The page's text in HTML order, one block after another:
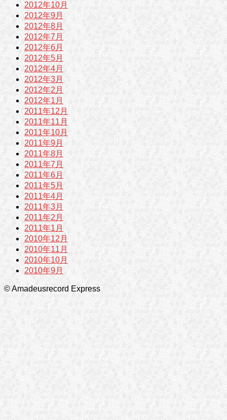
2012年10月
2012年9月
2012年8月
2012年7月
2012年6月
2012年5月
2012年4月
2012年3月
2012年2月
2012年1月
2011年12月
2011年11月
2011年10月
2011年9月
2011年8月
2011年7月
2011年6月
2011年5月
2011年4月
2011年3月
2011年2月
2011年1月
2010年12月
2010年11月
2010年10月
2010年9月
© Amadeusrecord Express